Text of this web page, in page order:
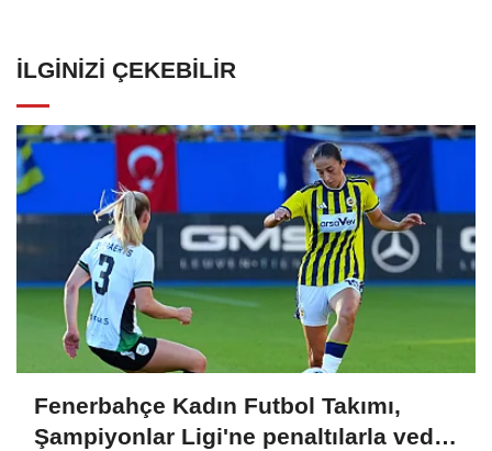
İLGINIZI ÇEKEBILIR
Fenerbahçe Kadın Futbol Takımı,
Şampiyonlar Ligi'ne penaltılarla veda